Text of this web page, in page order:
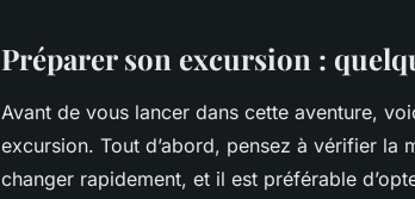
Préparer son excursion :
Avant de vous lancer dans cette aventure,
excursion. Tout d’abord, pensez à vérifier la
changer rapidement, et il est préférable